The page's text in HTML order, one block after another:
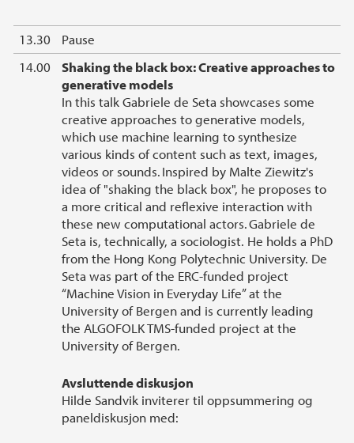
13.30
Pause
14.00
Shaking the black box: Creative approaches to
generative models
In this talk Gabriele de Seta showcases some
creative approaches to generative models,
which use machine learning to synthesize
various kinds of content such as text, images,
videos or sounds. Inspired by Malte Ziewitz's
idea of "shaking the black box", he proposes to
a more critical and reflexive interaction with
these new computational actors. Gabriele de
Seta is, technically, a sociologist. He holds a PhD
from the Hong Kong Polytechnic University. De
Seta was part of the ERC-funded project
“Machine Vision in Everyday Life” at the
University of Bergen and is currently leading
the ALGOFOLK TMS-funded project at the
University of Bergen.
Avsluttende diskusjon
Hilde Sandvik inviterer til oppsummering og
paneldiskusjon med: